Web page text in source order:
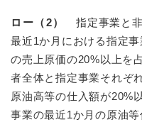
ロー（2） 指定事業と
最近1か月における指定
の売上原価の20%以上を
者全体と指定事業それぞ
原油高等の仕入額が20%
事業の最近1か月の原油